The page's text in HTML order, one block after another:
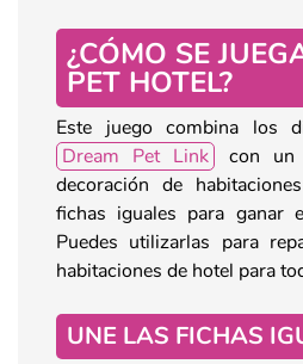
¿CÓMO SE
PET HOTEL?
Este juego combina los
Dream Pet Link
con un
decoración de
fichas iguales para ganar
Puedes utilizarlas para
habitaciones de hotel para
UNE LAS FICHAS